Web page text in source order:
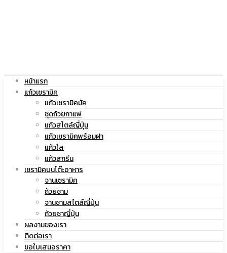
|
เซรามิค
สกรีน
โลโก้
หน้าแรก
แก้วเซรามิค
แก้วเซรามิคมัค
ชุดถ้วยกาแฟ
แก้วสไตล์ญี่ปุ่น
แก้วเซรามิคพร้อมฝา
แก้วใส
แก้วสกรีน
เซรามิคบนโต๊ะอาหาร
จานเซรามิค
ถ้วยชาม
จานชามสไตล์ญี่ปุ่น
ถ้วยชาญี่ปุ่น
ผลงานของเรา
ติดต่อเรา
ขอใบเสนอราคา